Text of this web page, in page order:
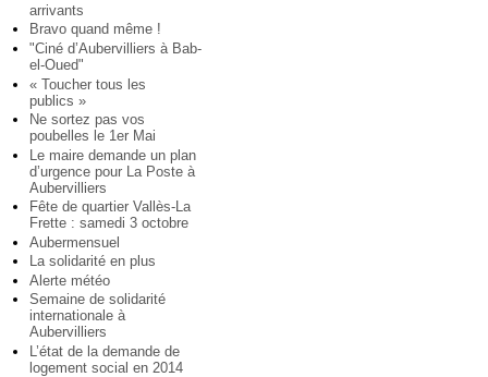
arrivants
Bravo quand même !
"Ciné d’Aubervilliers à Bab-
el-Oued"
« Toucher tous les
publics »
Ne sortez pas vos
poubelles le 1er Mai
Le maire demande un plan
d’urgence pour La Poste à
Aubervilliers
Fête de quartier Vallès-La
Frette : samedi 3 octobre
Aubermensuel
La solidarité en plus
Alerte météo
Semaine de solidarité
internationale à
Aubervilliers
L’état de la demande de
logement social en 2014